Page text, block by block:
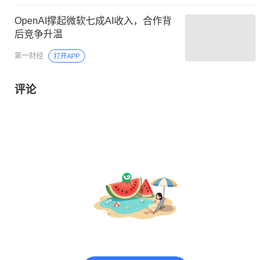
OpenAI撑起微软七成AI收入，合作背
后竞争升温
第一财经 打开APP
评论